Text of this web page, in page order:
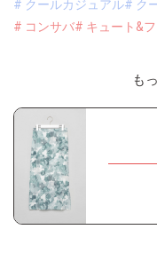
# クールカジュアル# ク
# コンサバ# キュート&
も